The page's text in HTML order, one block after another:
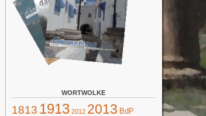
WORTWOLKE
1813 1913 2012 2013 BdP